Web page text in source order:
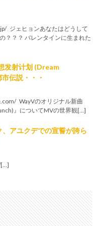
ジェヒョンあなたはどうして
？？？ バレンタインに生まれた
发射计划 (Dream
伝説・・・
WayVのオリジナル新曲
』についてMVの世界観[…]
、アユクデでの宣誓が誇ら
[…]